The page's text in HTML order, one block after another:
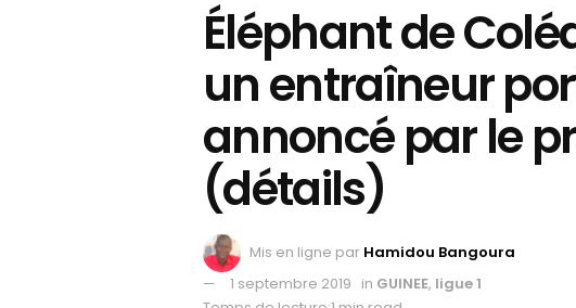
Éléphant de
un entraîneur
annoncé par le
(détails)
Mis en ligne par Hamidou Bangoura
1 septembre 2019 in GUINEE, ligue 1